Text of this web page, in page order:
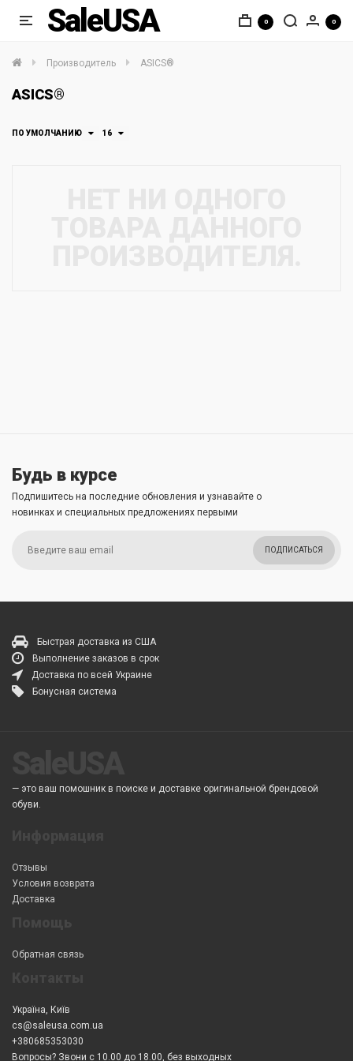
SaleUSA 0 0
Производитель ASICS®
ASICS®
ПО УМОЛЧАНИЮ 16
Будь в курсе
Подпишитесь на последние обновления и узнавайте о
новинках и специальных предложениях первыми
ПОДПИСАТЬСЯ
Быстрая доставка из США
Выполнение заказов в срок
Доставка по всей Украине
Бонусная система
— это ваш помошник в поиске и доставке оригинальной брендовой
обуви.
Отзывы
Условия возврата
Доставка
Обратная связь
Україна, Київ
cs@saleusa.com.ua
+380685353030
Вопросы? Звони с 10.00 до 18.00, без выходных